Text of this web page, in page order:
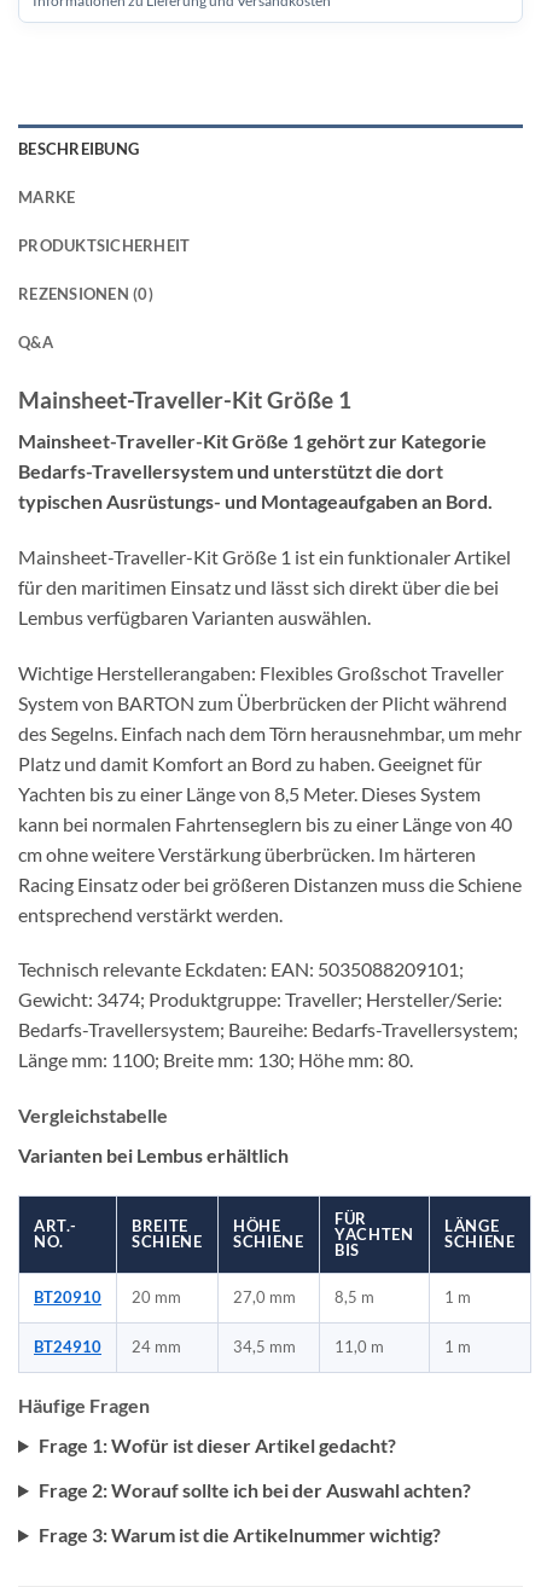
BESCHREIBUNG
MARKE
PRODUKTSICHERHEIT
REZENSIONEN (0)
Q&A
Mainsheet-Traveller-Kit Größe 1
Mainsheet-Traveller-Kit Größe 1 gehört zur Kategorie
Bedarfs-Travellersystem und unterstützt die dort
typischen Ausrüstungs- und Montageaufgaben an Bord.
Mainsheet-Traveller-Kit Größe 1 ist ein funktionaler Artikel
für den maritimen Einsatz und lässt sich direkt über die bei
Lembus verfügbaren Varianten auswählen.
Wichtige Herstellerangaben: Flexibles Großschot Traveller
System von BARTON zum Überbrücken der Plicht während
des Segelns. Einfach nach dem Törn herausnehmbar, um mehr
Platz und damit Komfort an Bord zu haben. Geeignet für
Yachten bis zu einer Länge von 8,5 Meter. Dieses System
kann bei normalen Fahrtenseglern bis zu einer Länge von 40
cm ohne weitere Verstärkung überbrücken. Im härteren
Racing Einsatz oder bei größeren Distanzen muss die Schiene
entsprechend verstärkt werden.
Technisch relevante Eckdaten: EAN: 5035088209101;
Gewicht: 3474; Produktgruppe: Traveller; Hersteller/Serie:
Bedarfs-Travellersystem; Baureihe: Bedarfs-Travellersystem;
Länge mm: 1100; Breite mm: 130; Höhe mm: 80.
Vergleichstabelle
Varianten bei Lembus erhältlich
ART.-
NO.
BREITE
SCHIENE
HÖHE
SCHIENE
FÜR
YACHTEN
BIS
LÄNGE
SCHIENE
BT20910 20 mm 27,0 mm 8,5 m 1 m
BT24910 24 mm 34,5 mm 11,0 m 1 m
Häufige Fragen
Frage 1: Wofür ist dieser Artikel gedacht?
Frage 2: Worauf sollte ich bei der Auswahl achten?
Frage 3: Warum ist die Artikelnummer wichtig?